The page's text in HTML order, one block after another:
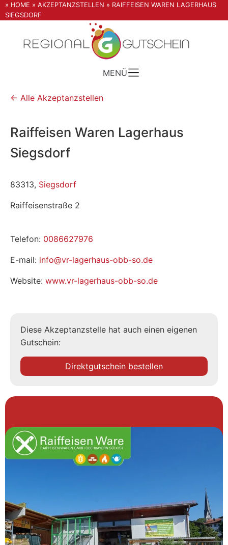
» HOME » AKZEPTANZSTELLEN » RAIFFEISEN WAREN LAGERHAUS
SIEGSDORF
MENÜ
← Alle Akzeptanzstellen
Raiffeisen Waren Lagerhaus
Siegsdorf
83313, Siegsdorf
Raiffeisenstraße 2
Telefon: 0086627976
E-mail: info@vr-lagerhaus-obb-so.de
Website: www.vr-lagerhaus-obb-so.de
Diese Akzeptanzstelle hat auch einen eigenen
Gutschein:
Direktgutschein bestellen